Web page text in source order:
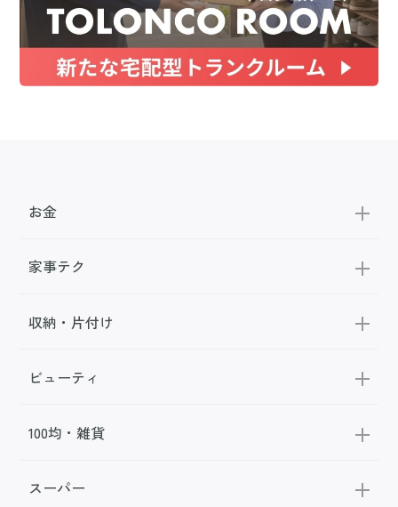
お金
家事テク
収納・片付け
ビューティ
100均・雑貨
スーパー